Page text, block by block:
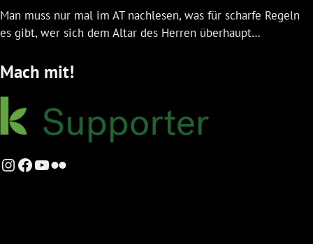
Man muss nur mal im AT nachlesen, was für scharfe Regeln
es gibt, wer sich dem Altar des Herren überhaupt…
Mach mit!
Instagram
Facebook
YouTube
Flickr